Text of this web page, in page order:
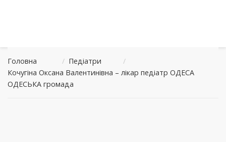
Головна / Педіатри
/
Кочугіна Оксана Валентинівна – лікар педіатр ОДЕСА
ОДЕСЬКА громада